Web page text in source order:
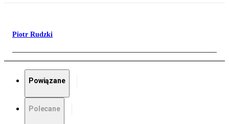
Piotr Rudzki
Powiązane
Polecane